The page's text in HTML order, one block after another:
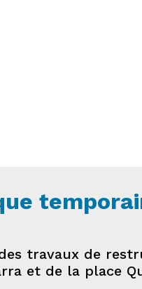
travaux de
et de la place